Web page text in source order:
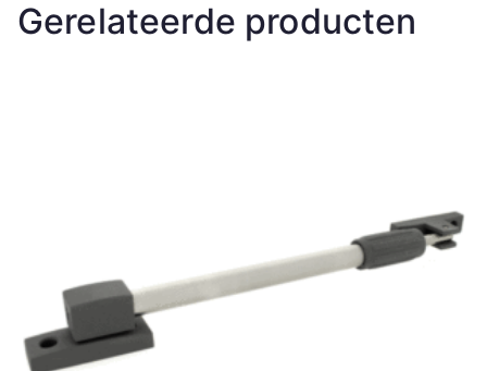
Gerelateerde producten